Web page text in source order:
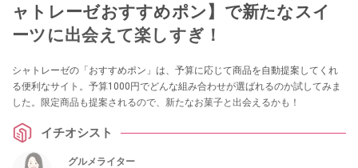
ャトレーゼおすすめポン】で新たなスイ
ーツに出会えて楽しすぎ！
シャトレーゼの「おすすめポン」は、予算に応じて商品を自動提案してくれ
る便利なサイト。予算1000円でどんな組み合わせが選ばれるのか試してみま
した。限定商品も提案されるので、新たなお菓子と出会えるかも！
イチオシスト
グルメライター